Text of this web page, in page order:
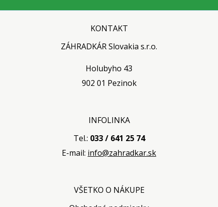
KONTAKT
ZÁHRADKÁR Slovakia s.r.o.
Holubyho 43
902 01 Pezinok
INFOLINKA
Tel.: 033 / 641 25 74
E-mail: info@zahradkar.sk
VŠETKO O NÁKUPE